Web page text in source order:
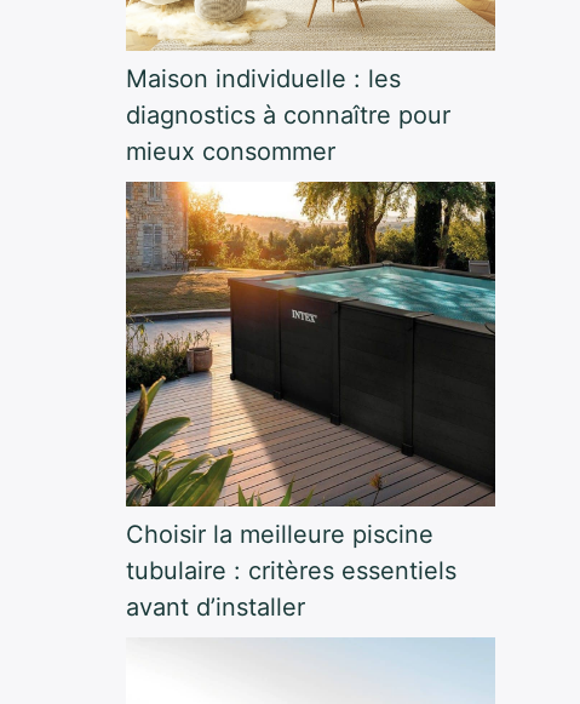
Maison individuelle : les
diagnostics à connaître pour
mieux consommer
Choisir la meilleure piscine
tubulaire : critères essentiels
avant d’installer